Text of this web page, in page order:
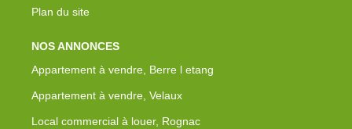
Plan du site
NOS ANNONCES
Appartement à vendre, Berre l etang
Appartement à vendre, Velaux
Local commercial à louer, Rognac